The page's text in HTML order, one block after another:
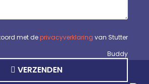
met deprivacyverklaring van Stutter
Buddy
VERZENDEN